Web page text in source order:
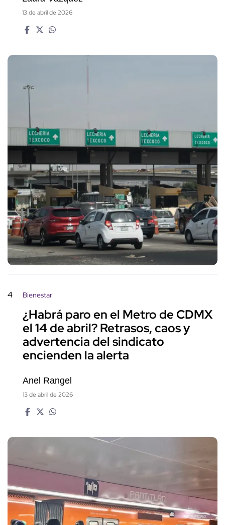
13 de abril de 2026
4 Bienestar
¿Habrá paro en el Metro de CDMX
el 14 de abril? Retrasos, caos y
advertencia del sindicato
encienden la alerta
Anel Rangel
13 de abril de 2026